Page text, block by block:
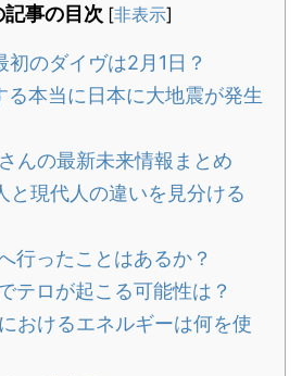
記事の目次 [非表示]
初のダイヴは2月1日？
る本当に日本に大地震が発生
んの最新未来情報まとめ
と現代人の違いを見分ける
行ったことはあるか？
テロが起こる可能性は？
おけるエネルギーは何を使